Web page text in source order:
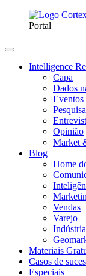
Portal
Intelligence
Capa
Dados
Eventos
Opinião
Market
Blog
Home
Vendas
Varejo
Indústria
Materiais
Casos de
Especiais